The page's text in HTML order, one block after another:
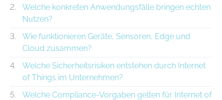
Welche konkreten Anwendungsfälle bringen echten
Nutzen?
Wie funktionieren Geräte, Sensoren, Edge und
Cloud zusammen?
Welche Sicherheitsrisiken entstehen durch Internet
of Things im Unternehmen?
Welche Compliance-Vorgaben gelten für Internet of